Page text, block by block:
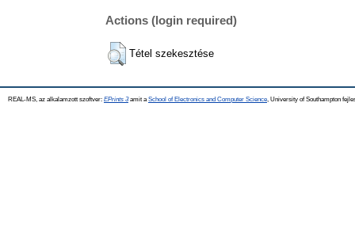
Actions (login required)
Tétel szekesztése
REAL-MS, az alkalamzott szoftver: EPrints 3amit a School of Electronics and Computer Science , University of Southampton